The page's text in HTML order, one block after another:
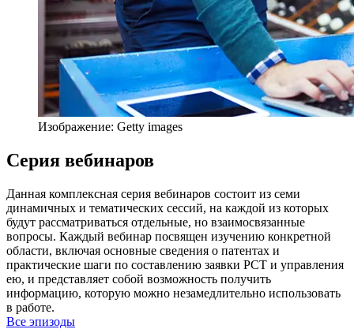
Изображение: Getty images
Серия вебинаров
Данная комплексная серия вебинаров состоит из семи
динамичных и тематических сессий, на каждой из которых
будут рассматриваться отдельные, но взаимосвязанные
вопросы. Каждый вебинар посвящен изучению конкретной
области, включая основные сведения о патентах и
практические шаги по составлению заявки PCT и управления
ею, и представляет собой возможность получить
информацию, которую можно незамедлительно использовать
в работе.
Все эпизоды